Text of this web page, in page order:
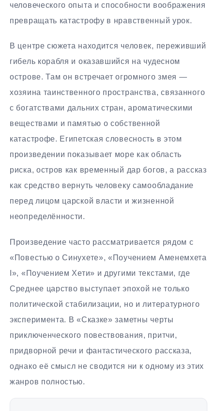
человеческого опыта и способности воображения
превращать катастрофу в нравственный урок.
В центре сюжета находится человек, переживший
гибель корабля и оказавшийся на чудесном
острове. Там он встречает огромного змея —
хозяина таинственного пространства, связанного
с богатствами дальних стран, ароматическими
веществами и памятью о собственной
катастрофе. Египетская словесность в этом
произведении показывает море как область
риска, остров как временный дар богов, а рассказ
как средство вернуть человеку самообладание
перед лицом царской власти и жизненной
неопределённости.
Произведение часто рассматривается рядом с
«Повестью о Синухете», «Поучением Аменемхета
I», «Поучением Хети» и другими текстами, где
Среднее царство выступает эпохой не только
политической стабилизации, но и литературного
эксперимента. В «Сказке» заметны черты
приключенческого повествования, притчи,
придворной речи и фантастического рассказа,
однако её смысл не сводится ни к одному из этих
жанров полностью.